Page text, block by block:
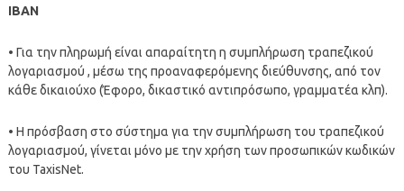
ΙΒΑΝ
• Για την πληρωμή είναι απαραίτητη η συμπλήρωση τραπεζικού
λογαριασμού , μέσω της προαναφερόμενης διεύθυνσης, από τον
κάθε δικαιούχο (Έφορο, δικαστικό αντιπρόσωπο, γραμματέα κλπ).
• Η πρόσβαση στο σύστημα για την συμπλήρωση του τραπεζικού
λογαριασμού, γίνεται μόνο με την χρήση των προσωπικών κωδικών
του TaxisNet.